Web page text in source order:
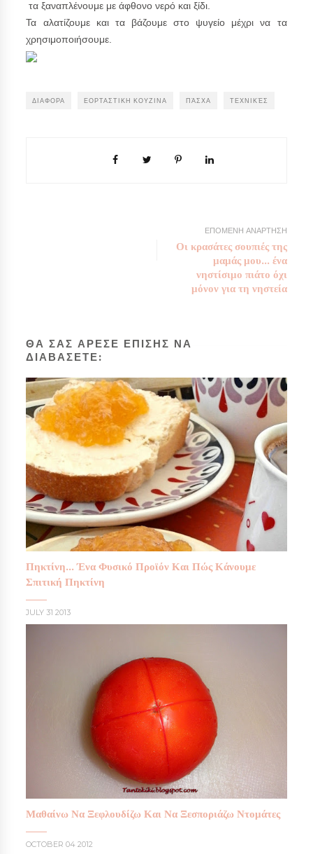
τα ξαναπλένουμε με άφθονο νερό και ξίδι.
Τα αλατίζουμε και τα βάζουμε στο ψυγείο μέχρι να τα
χρησιμοποιήσουμε.
ΔΙΑΦΟΡΑ ΕΟΡΤΑΣΤΙΚΗ ΚΟΥΖΙΝΑ ΠΆΣΧΑ ΤΕΧΝΙΚΈΣ
ΕΠΟΜΕΝΗ ΑΝΑΡΤΗΣΗ
Οι κρασάτες σουπιές της
μαμάς μου... ένα
νηστίσιμο πιάτο όχι
μόνον για τη νηστεία
ΘΑ ΣΑΣ ΑΡΕΣΕ ΕΠΙΣΗΣ ΝΑ
ΔΙΑΒΑΣΕΤΕ:
Πηκτίνη... Ένα Φυσικό Προϊόν Και Πώς Κάνουμε
Σπιτική Πηκτίνη
JULY 31 2013
Μαθαίνω Να Ξεφλουδίζω Και Να Ξεσποριάζω Ντομάτες
OCTOBER 04 2012